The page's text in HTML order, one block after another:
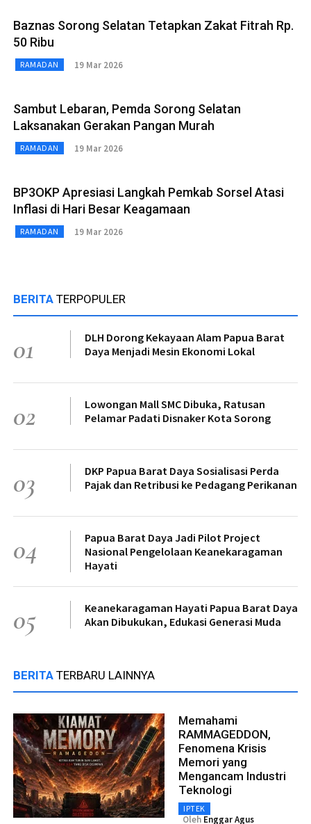
Baznas Sorong Selatan Tetapkan Zakat Fitrah Rp.
50 Ribu
RAMADAN 19 Mar 2026
Sambut Lebaran, Pemda Sorong Selatan
Laksanakan Gerakan Pangan Murah
RAMADAN 19 Mar 2026
BP3OKP Apresiasi Langkah Pemkab Sorsel Atasi
Inflasi di Hari Besar Keagamaan
RAMADAN 19 Mar 2026
BERITA TERPOPULER
01
DLH Dorong Kekayaan Alam Papua Barat
Daya Menjadi Mesin Ekonomi Lokal
02
Lowongan Mall SMC Dibuka, Ratusan
Pelamar Padati Disnaker Kota Sorong
03
DKP Papua Barat Daya Sosialisasi Perda
Pajak dan Retribusi ke Pedagang Perikanan
04
Papua Barat Daya Jadi Pilot Project
Nasional Pengelolaan Keanekaragaman
Hayati
05
Keanekaragaman Hayati Papua Barat Daya
Akan Dibukukan, Edukasi Generasi Muda
BERITA TERBARU LAINNYA
Memahami
RAMMAGEDDON,
Fenomena Krisis
Memori yang
Mengancam Industri
Teknologi
IPTEK
Oleh Enggar Agus